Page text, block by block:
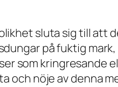
sluta sig till att
på fuktig
som kringresande
och nöje av denna